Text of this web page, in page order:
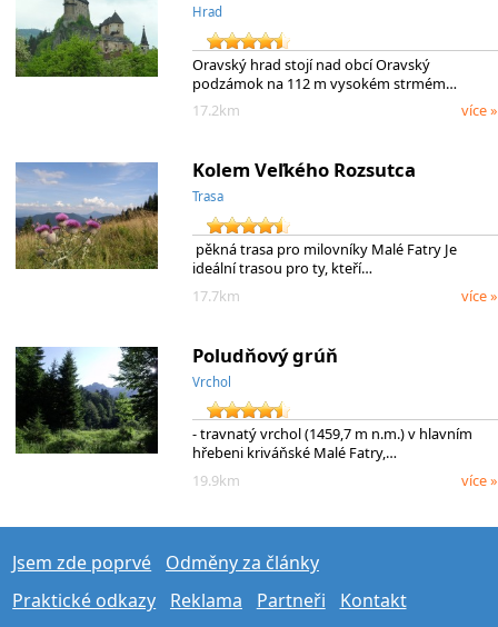
Hrad
Oravský hrad stojí nad obcí Oravský
podzámok na 112 m vysokém strmém…
17.2km
více »
Kolem Veľkého Rozsutca
Trasa
pěkná trasa pro milovníky Malé Fatry Je
ideální trasou pro ty, kteří…
17.7km
více »
Poludňový grúň
Vrchol
- travnatý vrchol (1459,7 m n.m.) v hlavním
hřebeni kriváňské Malé Fatry,…
19.9km
více »
Jsem zde poprvé
Odměny za články
Praktické odkazy
Reklama Partneři Kontakt